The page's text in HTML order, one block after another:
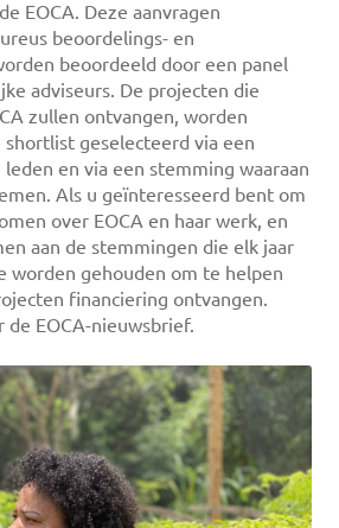
EOCA. Deze aanvragen
beoordelings- en
beoordeeld door een panel
adviseurs. De projecten die
zullen ontvangen, worden
geselecteerd via een
en via een stemming waaraan
Als u geïnteresseerd bent om
over EOCA en haar werk, en
aan de stemmingen die elk jaar
worden gehouden om te helpen
financiering ontvangen.
EOCA-nieuwsbrief.